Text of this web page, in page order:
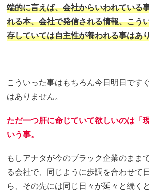
端的に言えば、会社からいわれている
れる本、会社で発信される情報、こう
存していては自主性が養われる事はあ
こういった事はもちろん今日明日です
はありません。
ただ一つ肝に命じていて欲しいのは「
いう事。
もしアナタが今のブラック企業のまま
る会社で、同じように歩調を合わせて
ら、その先には同じ日々が延々と続く